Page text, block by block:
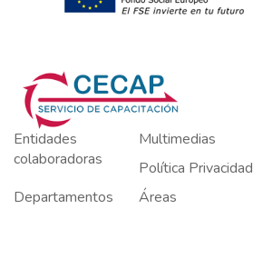
Entidades
colaboradoras
Multimedias
Política Privacidad
Departamentos
Áreas